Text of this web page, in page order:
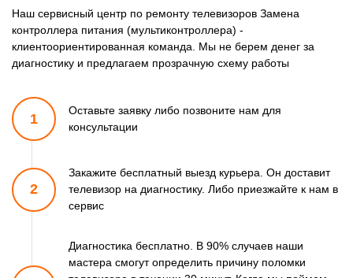
Наш сервисный центр по ремонту телевизоров Замена
контроллера питания (мультиконтроллера) -
клиентоориентированная команда. Мы не берем денег за
диагностику и предлагаем прозрачную схему работы
1
Оставьте заявку либо позвоните нам для
консультации
2
Закажите бесплатный выезд курьера. Он доставит
телевизор на диагностику. Либо приезжайте к нам в
сервис
Диагностика бесплатно. В 90% случаев наши
мастера смогутопределить причину поломки